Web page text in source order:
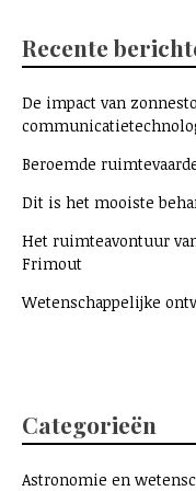
Recente
De impact van
Beroemde
Dit is het mooiste
Het ruimteavontuur
Frimout
Wetenschappelijke
Categorieën
Astronomie en